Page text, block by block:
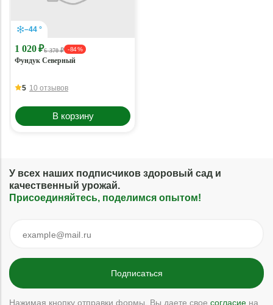
–44 °
1 020 ₽6 370 ₽ - 84 %
Фундук Северный
5 10 отзывов
В корзину
У всех наших подписчиков здоровый сад и
качественный урожай.
Присоединяйтесь, поделимся опытом!
Нажимая кнопку отправки формы, Вы даете свое согласие на